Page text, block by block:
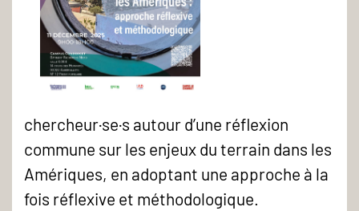
chercheur·se·s autour d’une réflexion
commune sur les enjeux du terrain dans les
Amériques, en adoptant une approche à la
fois réflexive et méthodologique.